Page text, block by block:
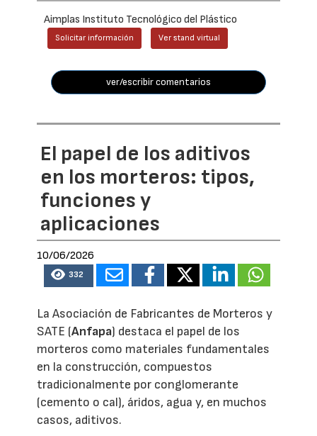
Aimplas Instituto Tecnológico del Plástico
Solicitar información Ver stand virtual
ver/escribir comentarios
El papel de los aditivos
en los morteros: tipos,
funciones y
aplicaciones
10/06/2026
332
La Asociación de Fabricantes de Morteros y
SATE (Anfapa) destaca el papel de los
morteros como materiales fundamentales
en la construcción, compuestos
tradicionalmente por conglomerante
(cemento o cal), áridos, agua y, en muchos
casos, aditivos.